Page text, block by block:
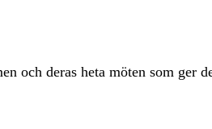
och deras heta möten som ger